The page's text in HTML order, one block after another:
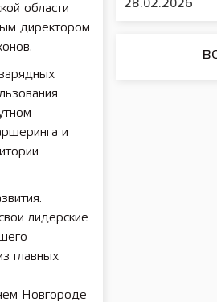
области
директором
и
лидерские
главных
Новгороде
28.02.2026